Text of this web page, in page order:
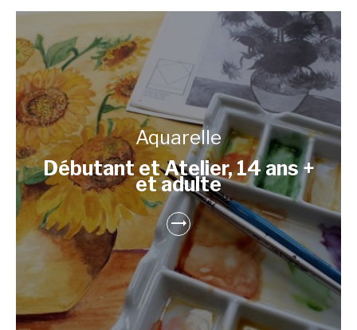
Aquarelle
Débutant et Atelier, 14 ans +
et adulte